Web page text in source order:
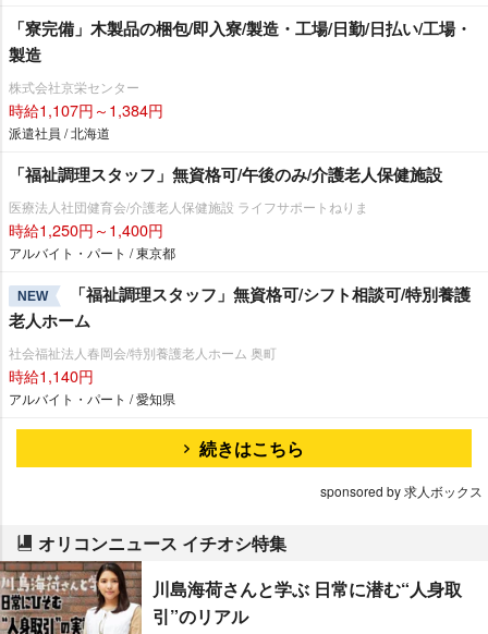
「寮完備」木製品の梱包/即入寮/製造・工場/日勤/日払い/工場・
製造
株式会社京栄センター
時給1,107円～1,384円
派遣社員 / 北海道
「福祉調理スタッフ」無資格可/午後のみ/介護老人保健施設
医療法人社団健育会/介護老人保健施設 ライフサポートねりま
時給1,250円～1,400円
アルバイト・パート / 東京都
NEW
「福祉調理スタッフ」無資格可/シフト相談可/特別養護
老人ホーム
社会福祉法人春岡会/特別養護老人ホーム 奥町
時給1,140円
アルバイト・パート / 愛知県
続きはこちら
sponsored by 求人ボックス
オリコンニュース イチオシ特集
川島海荷さんと学ぶ 日常に潜む“人身取
引”のリアル